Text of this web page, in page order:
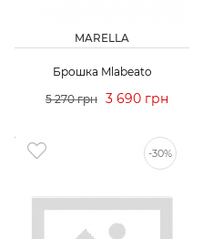
MARELLA
Брошка Mlabeato
5 270 грн 3 690 грн
-30%